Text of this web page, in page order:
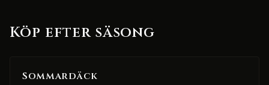
Köp efter säsong
Sommardäck